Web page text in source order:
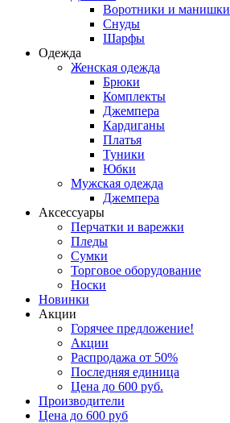
Воротники и манишки
Снуды
Шарфы
Одежда
Женская одежда
Брюки
Комплекты
Джемпера
Кардиганы
Платья
Туники
Юбки
Мужская одежда
Джемпера
Аксессуары
Перчатки и варежки
Пледы
Сумки
Торговое оборудование
Носки
Новинки
Акции
Горячее предложение!
Акции
Распродажа от 50%
Последняя единица
Цена до 600 руб.
Производители
Цена до 600 руб